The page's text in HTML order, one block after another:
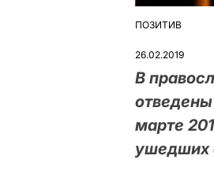
ОПУБЛІКУВАТИ
ПОЗИТИВ
26.02.2019
В
марте
ушедших